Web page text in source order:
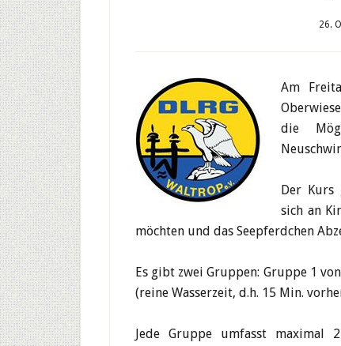
26.
Am
die
Der Kurs
sich an
möchten und das Seepferdchen
Es gibt zwei Gruppen: Gruppe 1
(reine Wasserzeit, d.h. 15 Min.
Jede Gruppe umfasst maximal